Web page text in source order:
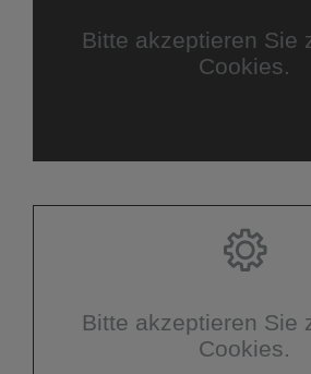
Bitte akzeptieren Sie
Cookies.
Bitte akzeptieren Sie
Cookies.